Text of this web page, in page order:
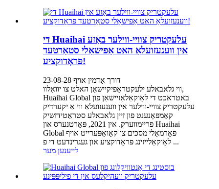
די Huaihai עלעקטריק צוויי-ווילער באַזע
אין ווענעזועלאַ האט אַפישאַלי סטאַרטעד
פּראָדוקציע!
דורך אַדמין אויף 23-08-28
ווי גלאבאלע ילעקטראַפיקיישאַן האלט צו יוואַלוו,
Huaihai Global באטראכט די לאָוקאַלאַזיישאַן פון
עלעקטריק צוויי-ווילער אין ווענעזועלאַ ווי אַ יקערדיק
קאָמפּאָנענט פון זיין גלאבאלע סטראַטידזשיק
פריימווערק. אין 2021, פּאַרטנערס און Huaihai
Global פאָרמאַלי מסכים צו קאָואַפּערייט אויף
לאָוקאַלייזינג פּראָדוקציע און געגרינדעט די פ ...
לייענען מער